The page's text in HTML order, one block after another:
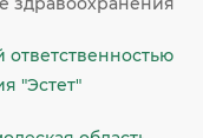
"Эстет"